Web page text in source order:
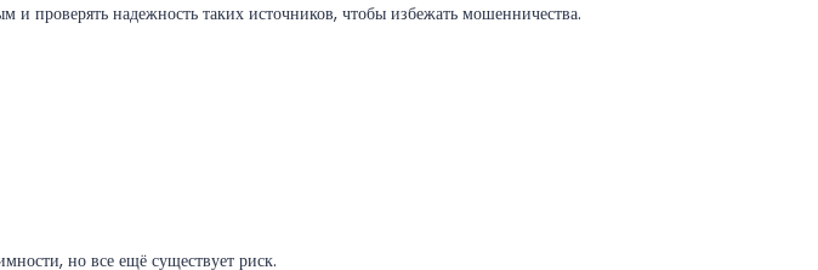
и проверять надежность таких источников, чтобы избежать мошенничества.
но все ещё существует риск.